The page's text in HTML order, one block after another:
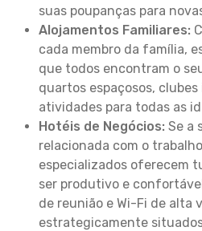
suas poupanças para
Alojamentos Familiares:
cada membro da família,
que todos encontram o
quartos espaçosos,
atividades para todas as
Hotéis de Negócios: Se a
relacionada com o
especializados oferecem
ser produtivo e
de reunião e Wi-Fi de alta
estrategicamente